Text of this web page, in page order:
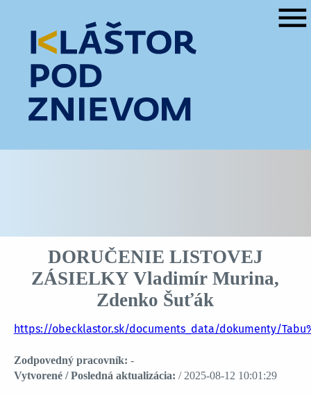
menu
DORUČENIE LISTOVEJ
ZÁSIELKY Vladimír Murina,
Zdenko Šuťák
https://obecklastor.sk/documents_data/dokumenty/
Zodpovedný pracovník: -
Vytvorené / Posledná aktualizácia: / 2025-08-12 10:01:29